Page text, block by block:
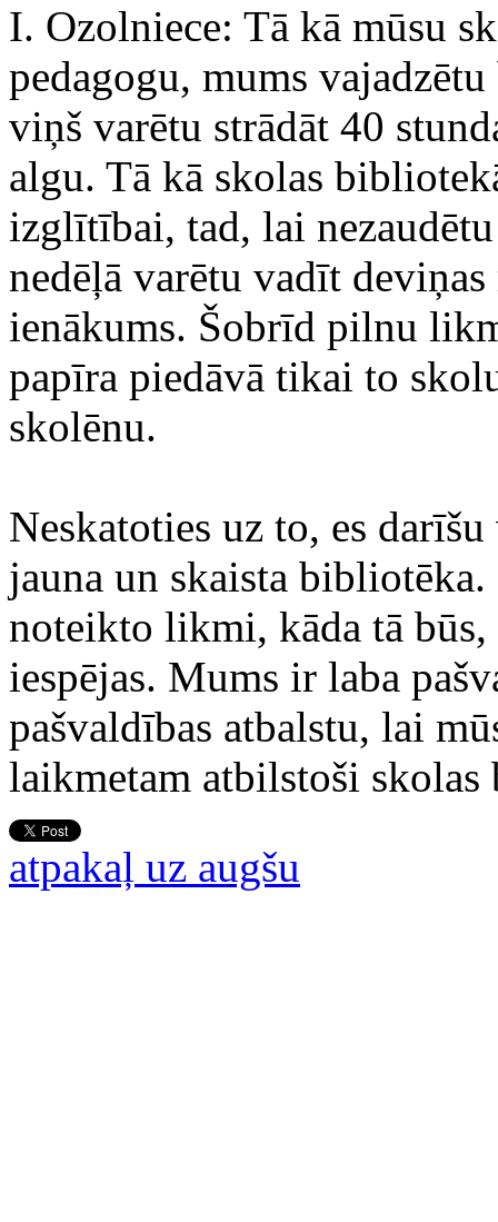
I. Ozolniece: Tā kā mūsu
pedagogu, mums
viņš varētu strādāt 40
algu. Tā kā skolas
izglītībai, tad, lai
nedēļā varētu vadīt
ienākums. Šobrīd pilnu
papīra piedāvā tikai to
skolēnu.
Neskatoties uz to, es
jauna un skaista
noteikto likmi, kāda tā
iespējas. Mums ir laba
pašvaldības atbalstu, lai
laikmetam atbilstoši
atpakaļ uz augšu